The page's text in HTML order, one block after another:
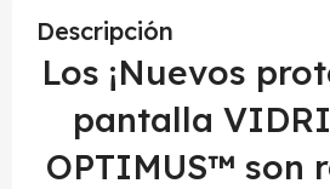
Descripción
Los ¡Nuevos
pantalla
OPTIMUS™ son